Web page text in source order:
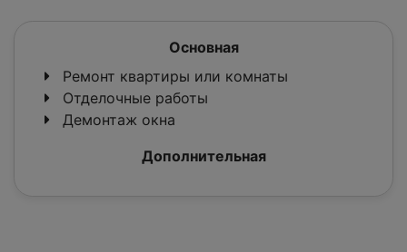
Основная
Ремонт квартиры или комнаты
Отделочные работы
Демонтаж окна
Дополнительная